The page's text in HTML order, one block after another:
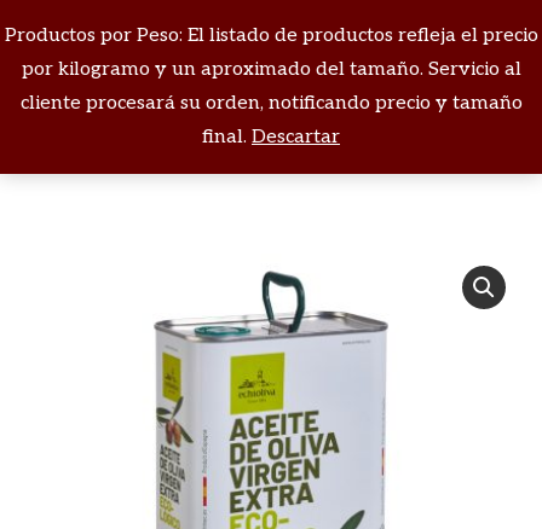
Productos por Peso: El listado de productos refleja el precio
por kilogramo y un aproximado del tamaño. Servicio al
cliente procesará su orden, notificando precio y tamaño
final. Descartar
Buscar:
Estás aquí: